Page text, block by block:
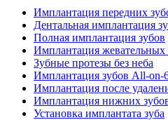
Имплантация передних
Дентальная имплантация
Полная имплантация зубов
Имплантация жевательных
Зубные протезы без неба
Имплантация зубов All-on-
Имплантация после
Имплантация нижних
Установка имплантата зуба